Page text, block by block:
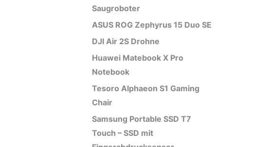
Saugroboter
ASUS ROG Zephyrus 15 Duo SE
DJI Air 2S Drohne
Huawei Matebook X Pro
Notebook
Tesoro Alphaeon S1 Gaming
Chair
Samsung Portable SSD T7
Touch – SSD mit